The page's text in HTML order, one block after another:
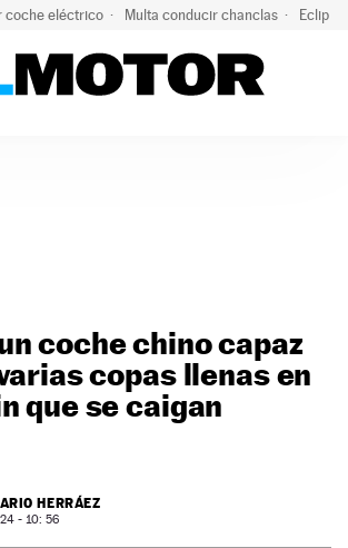
coche eléctrico Multa conducir chanclas
coche chino capaz
copas llenas en
que se caigan
HERRÁEZ
- 10: 56